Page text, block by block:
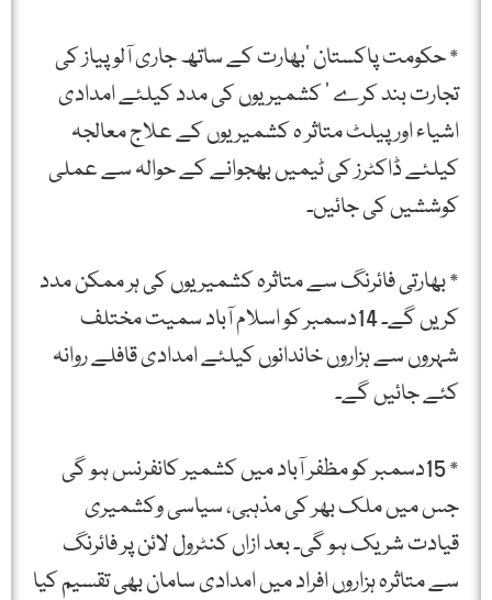
* حکومت پاکستان ‘بھارت کے ساتھ جاری آلو پیاز کی
تجارت بند کرے ‘ کشمیریوں کی مدد کیلئے امدادی
اشیاء اور پیلٹ متاثر ہ کشمیریوں کے علاج معالجہ
کیلئے ڈاکٹرز کی ٹیمیں بھجوانے کے حوالہ سے عملی
کوششیں کی جائیں۔
* بھارتی فائرنگ سے متاثرہ کشمیریوں کی ہر ممکن مدد
کریں گے۔ 14دسمبر کو اسلام آباد سمیت مختلف
شہروں سے ہزاروں خاندانوں کیلئے امدادی قافلے روانہ
کئے جائیں گے۔
* 15دسمبر کو مظفر آباد میں کشمیر کانفرنس ہو گی
جس میں ملک بھر کی مذہبی، سیاسی وکشمیری
قیادت شریک ہو گی۔ بعد ازاں کنٹرول لائن پر فائرنگ
سے متاثرہ ہزاروں افراد میں امدادی سامان بھی تقسیم کیا